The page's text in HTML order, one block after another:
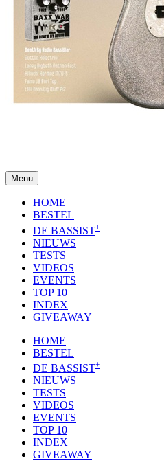
Menu
HOME
BESTEL
DE BASSIST+
NIEUWS
TESTS
VIDEOS
EVENTS
TOP 10
INDEX
GIVEAWAY
HOME
BESTEL
DE BASSIST+
NIEUWS
TESTS
VIDEOS
EVENTS
TOP 10
INDEX
GIVEAWAY